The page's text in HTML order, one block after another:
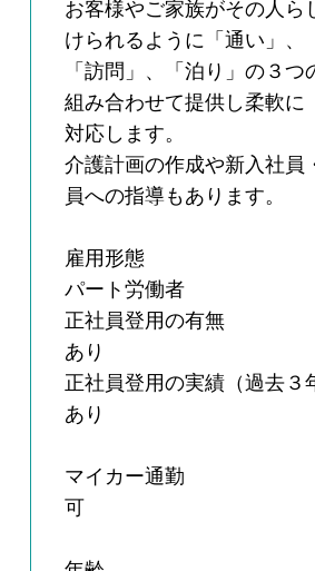
お客様やご家族がその人ら
けられるように「通い」、
「訪問」、「泊り」の３つ
組み合わせて提供し柔軟に
対応します。
介護計画の作成や新入社員
員への指導もあります。
雇用形態
パート労働者
正社員登用の有無
あり
正社員登用の実績（過去３
あり
マイカー通勤
可